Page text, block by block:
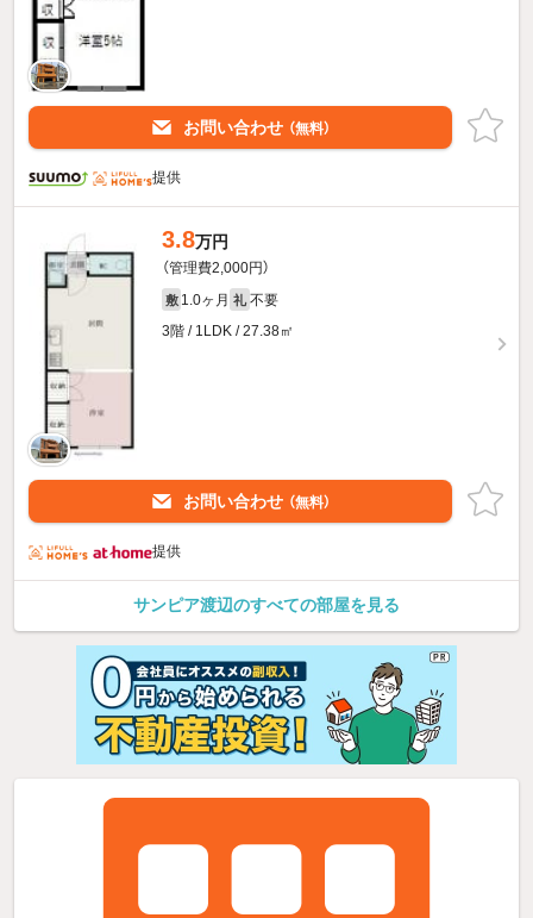
お問い合わせ （無料）
提供
3.8万円
（管理費2,000円）
敷 1.0ヶ月 礼 不要
3階 / 1LDK / 27.38㎡
お問い合わせ （無料）
提供
サンピア渡辺のすべての部屋を見る